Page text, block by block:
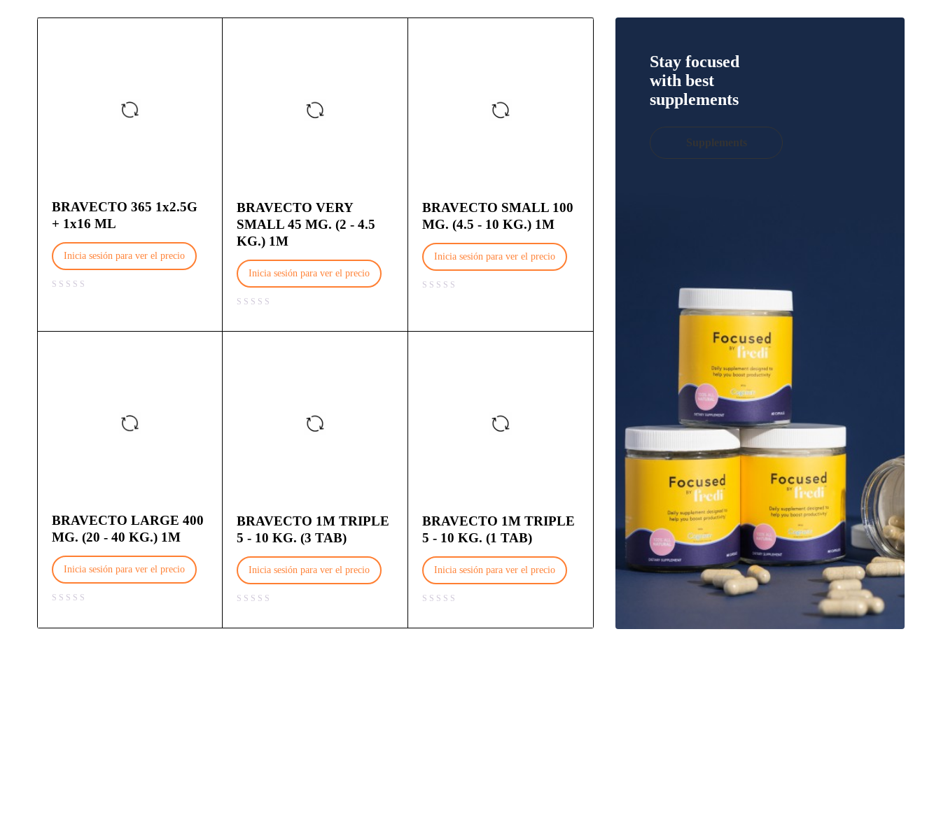
BRAVECTO 365 1x2.5G
+ 1x16 ML
Inicia sesión para ver el precio
BRAVECTO VERY
SMALL 45 MG. (2 - 4.5
KG.) 1M
Inicia sesión para ver el precio
BRAVECTO SMALL 100
MG. (4.5 - 10 KG.) 1M
Inicia sesión para ver el precio
BRAVECTO LARGE 400
MG. (20 - 40 KG.) 1M
Inicia sesión para ver el precio
BRAVECTO 1M TRIPLE
5 - 10 KG. (3 TAB)
Inicia sesión para ver el precio
BRAVECTO 1M TRIPLE
5 - 10 KG. (1 TAB)
Inicia sesión para ver el precio
Stay focused
with best
supplements
Supplements